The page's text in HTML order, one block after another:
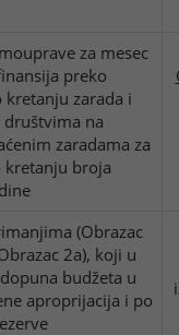
za mesec
preko
kretanju zarada i
na
zaradama za
kretanju broja
(Obrazac
2a), koji u
budžeta u
aproprijacija i po